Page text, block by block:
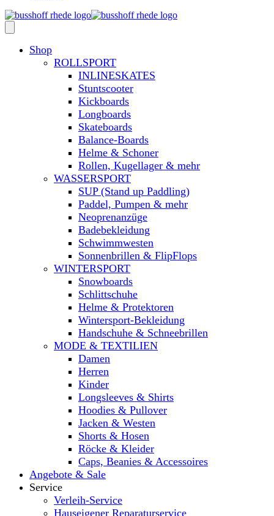
Shop
ROLLSPORT
INLINESKATES
Stuntscooter
Kickboards
Longboards
Skateboards
Balance-Boards
Helme & Schoner
Rollen, Kugellager & mehr
WASSERSPORT
SUP (Stand up Paddling)
Paddel, Pumpen & mehr
Neoprenanzüge
Badebekleidung
Schwimmwesten
Sonnenbrillen & FlipFlops
WINTERSPORT
Snowboards
Schlittschuhe
Helme & Protektoren
Wintersport-Bekleidung
Handschuhe & Schneebrillen
MODE & TEXTILIEN
Damen
Herren
Kinder
Longsleeves & Shirts
Hoodies & Pullover
Jacken & Westen
Shorts & Hosen
Röcke & Kleider
Caps, Beanies & Accessoires
Angebote & Sale
Service
Verleih-Service
Hauseigener Reparaturservice